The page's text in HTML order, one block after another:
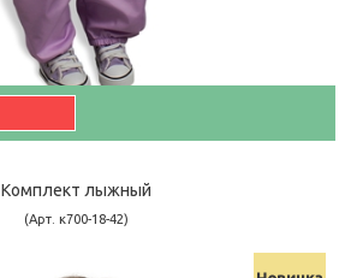
Комплект лыжный
(Арт. к700-18-42)